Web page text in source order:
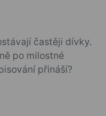
častěji dívky.
po milostné
přináší?